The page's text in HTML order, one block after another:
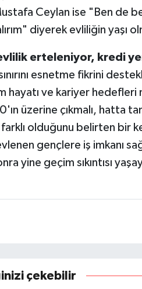
Ceylan ise "Ben de
diyerek evliliğin yaşı
erteleniyor, kredi
sınırını esnetme fikrini
hayatı ve kariyer
üzerine çıkmalı, hatta
farklı olduğunu belirten bir
gençlere iş imkanı
yine geçim sıkıntısı
çekebilir